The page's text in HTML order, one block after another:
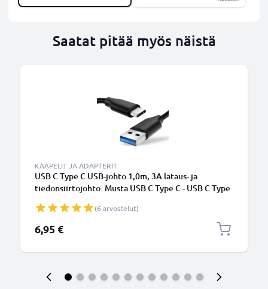
Saatat pitää myös näistä
KAAPELIT JA ADAPTERIT
USB C Type C USB-johto 1,0m, 3A lataus- ja
tiedonsiirtojohto. Musta USB C Type C - USB C Type
(6 arvostelut)
6,95 €